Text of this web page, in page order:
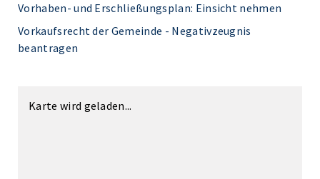
Vorhaben- und Erschließungsplan: Einsicht nehmen
Vorkaufsrecht der Gemeinde - Negativzeugnis
beantragen
Karte wird geladen...